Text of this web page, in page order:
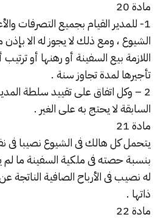
مادة 20
1- للمدير القيام بجميع التصرفات
الشيوع ، ومع ذلك لا يجوز له الا بإذن
اللازمة بيع السفينة أو رهنها أو
تأجيرها لمدة تجاوز سنة .
2 – وكل اتفاق على تقييد سلطة
السابقة لا يحتج به على الغير .
مادة 21
يتحمل كل هالك فى الشيوع نصيبا فى
بنسبة حصته فى ملكية السفينة ما
له نصيب فى الأرباح الصافية الناتجة
ذاتها .
مادة 22